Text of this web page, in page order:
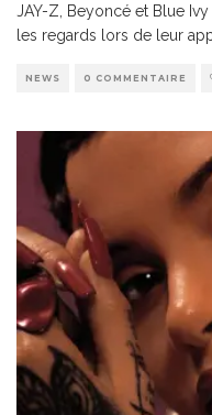
JAY-Z, Beyoncé et Blue
les regards lors de leur
NEWS 0 COMMENTAIRE